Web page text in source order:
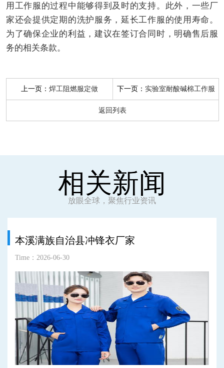
用工作服的过程中能够得到及时的支持。此外，一些厂
家还会提供定期的洗护服务，延长工作服的使用寿命。
为了确保企业的利益，建议在签订合同时，明确售后服
务的相关条款。
上一页：焊工阻燃服定做 下一页： 实验室耐酸碱棉工作服
返回列表
相关新闻
放眼全球，聚焦行业资讯
本溪满族自治县冲锋衣厂家
Time：2026-06-30